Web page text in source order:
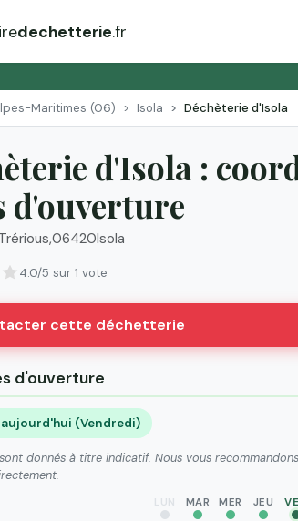
dechetterie.fr
Maritimes (06) Isola Déchèterie d'Isola
d'Isola :
d'ouverture
,06420Isola
4.0/5 sur 1 vote
cette déchetterie
d'ouverture
(Vendredi)
donnés à titre indicatif. Nous vous
LUN MAR MER JEU